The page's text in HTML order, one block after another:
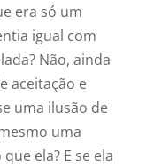
era só um
igual com
Não, ainda
aceitação e
uma ilusão de
uma
ela? E se ela